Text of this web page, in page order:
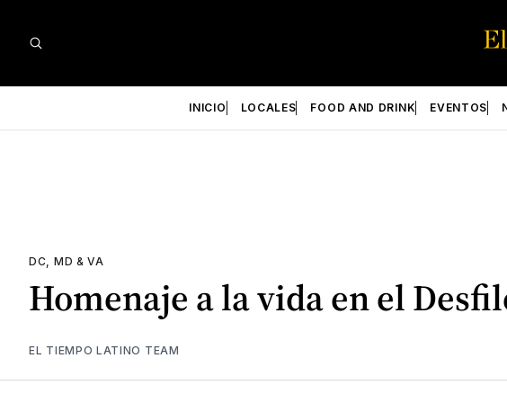
INICIO LOCALES FOOD AND DRINK EVENTOS
DC, MD & VA
Homenaje a la vida en el
EL TIEMPO LATINO TEAM